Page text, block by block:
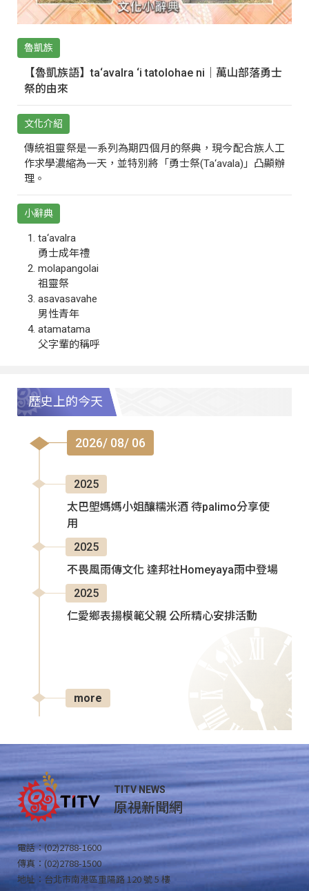
魯凱族
【魯凱族語】ta‘avalra ‘i tatolohae ni｜萬山部落勇士
祭的由來
文化介紹
傳統祖靈祭是一系列為期四個月的祭典，現今配合族人工
作求學濃縮為一天，並特別將「勇士祭(Ta‘avala)」凸顯辦
理。
小辭典
ta‘avalra
勇士成年禮
molapangolai
祖靈祭
asavasavahe
男性青年
atamatama
父字輩的稱呼
歷史上的今天
2026/ 08/ 06
2025
太巴塱媽媽小姐釀糯米酒 待palimo分享使
用
2025
不畏風雨傳文化 達邦社Homeyaya雨中登場
2025
仁愛鄉表揚模範父親 公所精心安排活動
more
TITV NEWS
原視新聞網
電話：(02)2788-1600
傳真：(02)2788-1500
地址：台北市南港區重陽路 120 號 5 樓